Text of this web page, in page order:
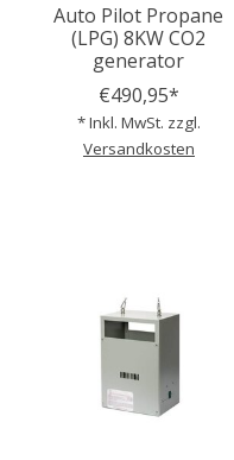
Auto Pilot Propane
(LPG) 8KW CO2
generator
€490,95*
* Inkl. MwSt. zzgl.
Versandkosten